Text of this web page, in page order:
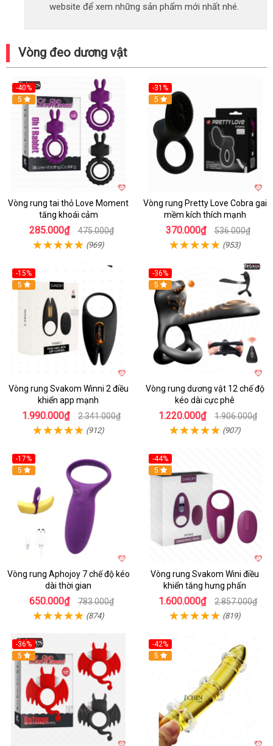
website để xem những sản phẩm mới nhất nhé.
Vòng đeo dương vật
-40%
5
Vòng rung tai thỏ Love Moment
tăng khoái cảm
285.000₫ 475.000₫
(969)
-31%
5
Vòng rung Pretty Love Cobra gai
mềm kích thích mạnh
370.000₫ 536.000₫
(953)
-15%
Hot
5
Vòng rung Svakom Winni 2 điều
khiển app mạnh
1.990.000₫ 2.341.000₫
(912)
-36%
Hot
5
Vòng rung dương vật 12 chế độ
kéo dài cực phê
1.220.000₫ 1.906.000₫
(907)
-17%
Hot
5
Vòng rung Aphojoy 7 chế độ kéo
dài thời gian
650.000₫ 783.000₫
(874)
-44%
5
Vòng rung Svakom Wini điều
khiển tăng hưng phấn
1.600.000₫ 2.857.000₫
(819)
-36%
5
-42%
5